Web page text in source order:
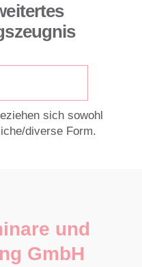
sich sowohl
diverse Form.
und
GmbH